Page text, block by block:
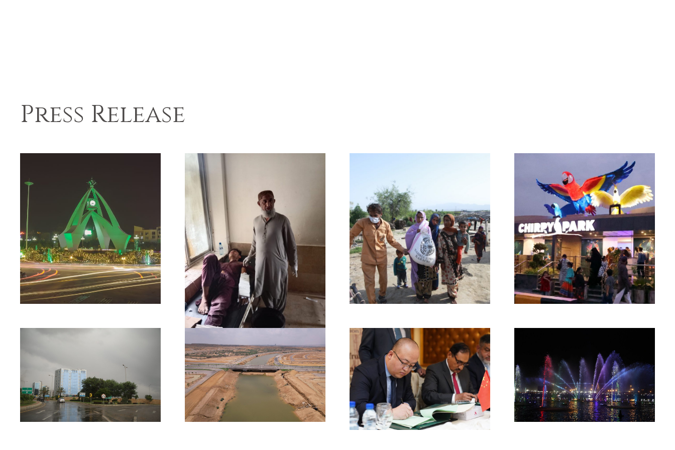
Press Release